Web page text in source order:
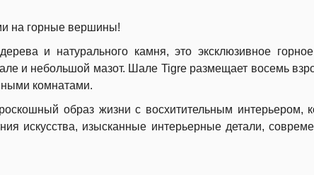
на горные вершины!
и натурального камня, это эксклюзивное
и небольшой мазот. Шале Tigre размещает восемь
комнатами.
образ жизни с восхитительным интерьером,
искусства, изысканные интерьерные детали,